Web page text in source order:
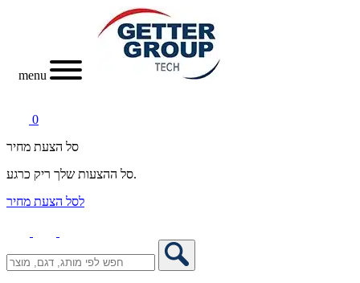
menu
0
סל הצעת מחיר
סל ההצעות שלך ריק כרגע.
לסל הצעת מחיר